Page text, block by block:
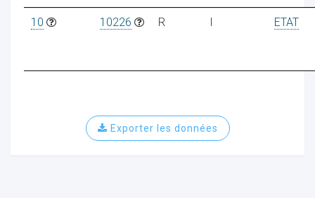
10 10226 R I ETAT
Exporter les données